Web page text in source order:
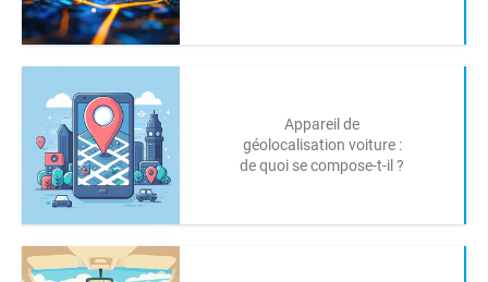
Appareil de
géolocalisation voiture :
de quoi se compose-t-il ?